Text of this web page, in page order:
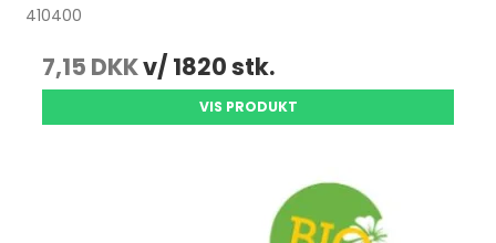
410400
7,15 DKKv/ 1820 stk.
VIS PRODUKT